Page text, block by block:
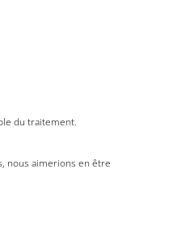
du traitement.
nous aimerions en être